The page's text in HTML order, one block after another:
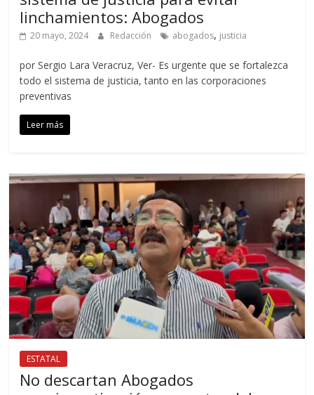
linchamientos: Abogados
20 mayo, 2024 Redacción abogados, justicia
por Sergio Lara Veracruz, Ver- Es urgente que se fortalezca
todo el sistema de justicia, tanto en las corporaciones
preventivas
Leer más
ESTATAL
No descartan Abogados